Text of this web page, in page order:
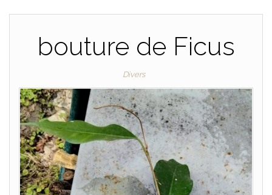
bouture de Ficus
Divers